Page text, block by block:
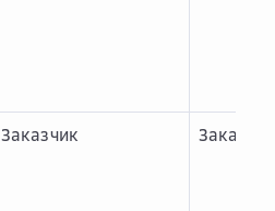
Заказчик Заказчик